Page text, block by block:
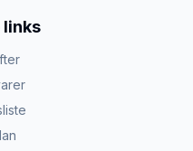
links